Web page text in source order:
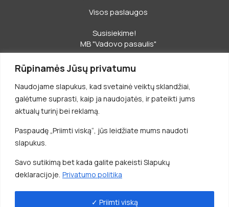
Rūpinamės Jūsų privatumu
Naudojame slapukus, kad svetainė veiktų sklandžiai,
galėtume suprasti, kaip ja naudojatės, ir pateikti jums
aktualų turinį bei reklamą.
Paspaudę „Priimti viską“, jūs leidžiate mums naudoti
slapukus.
Savo sutikimą bet kada galite pakeisti Slapukų
deklaracijoje. Privatumo politika
✓ Priimti viską
Visos paslaugos
Susisiekime!
MB "Vadovo pasaulis"
Buhalterija: +370 699 74888
info@apskaita.lt
I-V 8-17 val.
Visos teisės saugomos © 2026 Apskaita.lt